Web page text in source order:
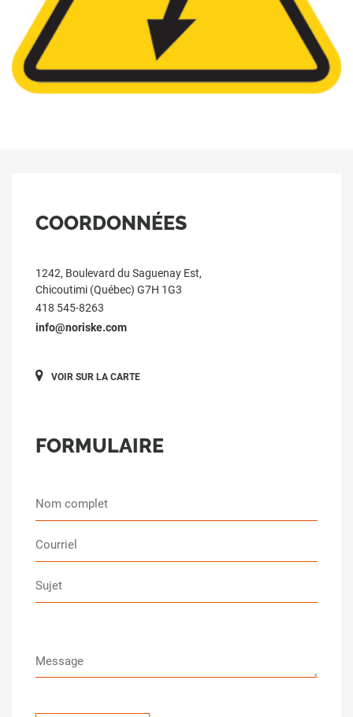
COORDONNÉES
1242, Boulevard du Saguenay Est,
Chicoutimi (Québec) G7H 1G3
418 545-8263
info@noriske.com
VOIR SUR LA CARTE
FORMULAIRE